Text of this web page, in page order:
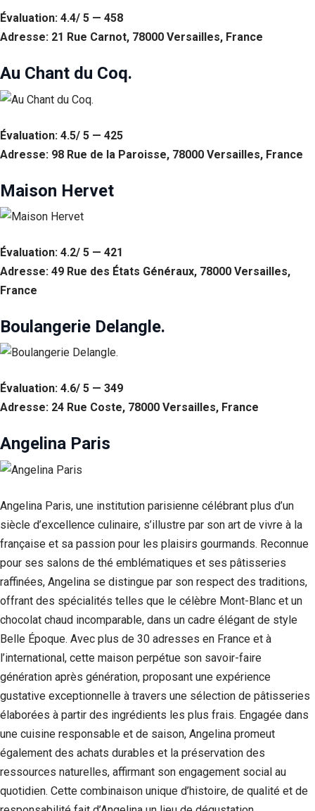
Évaluation: 4.4/ 5 — 458
Adresse: 21 Rue Carnot, 78000 Versailles, France
Au Chant du Coq.
Évaluation: 4.5/ 5 — 425
Adresse: 98 Rue de la Paroisse, 78000 Versailles, France
Maison Hervet
Évaluation: 4.2/ 5 — 421
Adresse: 49 Rue des États Généraux, 78000 Versailles,
France
Boulangerie Delangle.
Évaluation: 4.6/ 5 — 349
Adresse: 24 Rue Coste, 78000 Versailles, France
Angelina Paris
Angelina Paris, une institution parisienne célébrant plus d’un
siècle d’excellence culinaire, s’illustre par son art de vivre à la
française et sa passion pour les plaisirs gourmands. Reconnue
pour ses salons de thé emblématiques et ses pâtisseries
raffinées, Angelina se distingue par son respect des traditions,
offrant des spécialités telles que le célèbre Mont-Blanc et un
chocolat chaud incomparable, dans un cadre élégant de style
Belle Époque. Avec plus de 30 adresses en France et à
l’international, cette maison perpétue son savoir-faire
génération après génération, proposant une expérience
gustative exceptionnelle à travers une sélection de pâtisseries
élaborées à partir des ingrédients les plus frais. Engagée dans
une cuisine responsable et de saison, Angelina promeut
également des achats durables et la préservation des
ressources naturelles, affirmant son engagement social au
quotidien. Cette combinaison unique d’histoire, de qualité et de